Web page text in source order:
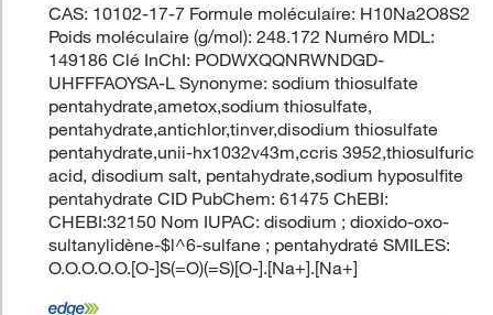
CAS: 10102-17-7 Formule moléculaire: H10Na2O8S2
Poids moléculaire (g/mol): 248.172 Numéro MDL:
149186 Clé InChI: PODWXQQNRWNDGD-
UHFFFAOYSA-L Synonyme: sodium thiosulfate
pentahydrate,ametox,sodium thiosulfate,
pentahydrate,antichlor,tinver,disodium thiosulfate
pentahydrate,unii-hx1032v43m,ccris 3952,thiosulfuric
acid, disodium salt, pentahydrate,sodium hyposulfite
pentahydrate CID PubChem: 61475 ChEBI:
CHEBI:32150 Nom IUPAC: disodium ; dioxido-oxo-
sultanylidène-$l^6-sulfane ; pentahydraté SMILES:
O.O.O.O.O.[O-]S(=O)(=S)[O-].[Na+].[Na+]